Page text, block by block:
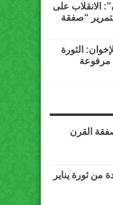
الانقلاب على
“صفقة
الثورة
مرفوعة
القرن